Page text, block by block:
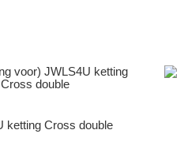
ketting Cross double